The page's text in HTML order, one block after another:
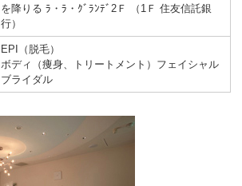
を降りる ﾗ・ﾗ・ｸﾞﾗﾝﾃﾞ2Ｆ （1Ｆ 住友信託銀
行）
EPI（脱毛）
ボディ（痩身、トリートメント）フェイシャル
ブライダル